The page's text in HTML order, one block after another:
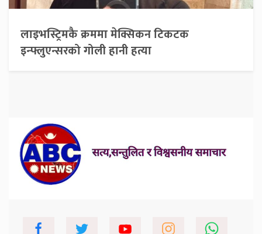
लाइभस्ट्रिमकै क्रममा मेक्सिकन टिकटक
इन्फ्लुएन्सरको गोली हानी हत्या